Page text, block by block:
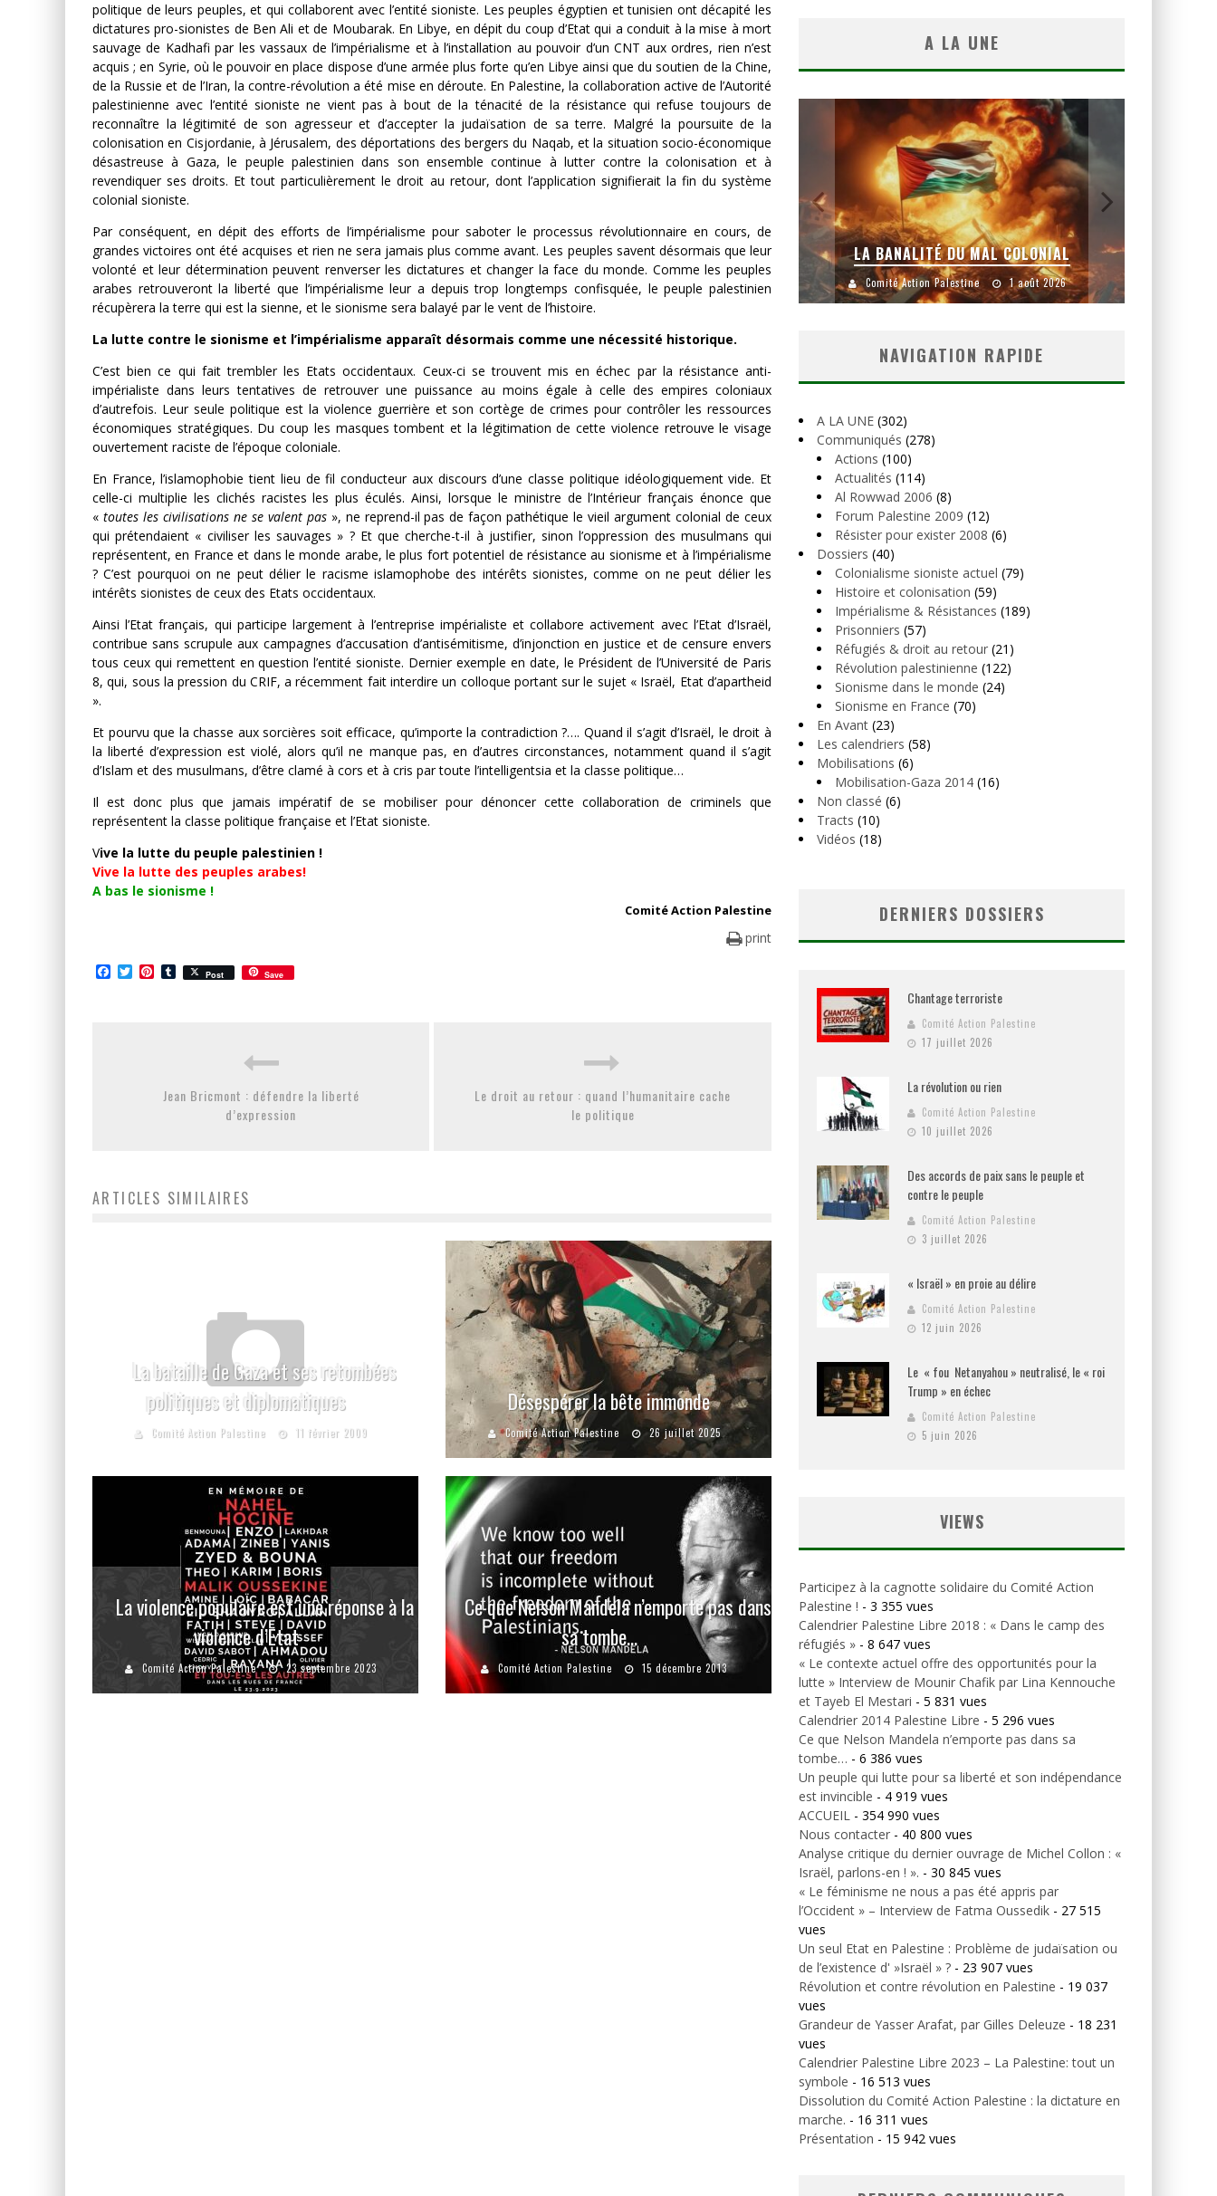
politique de leurs peuples, et qui collaborent avec l’entité sioniste. Les peuples égyptien et tunisien ont décapité les
dictatures pro-sionistes de Ben Ali et de Moubarak. En Libye, en dépit du coup d’Etat qui a conduit à la mise à mort
sauvage de Kadhafi par les vassaux de l’impérialisme et à l’installation au pouvoir d’un CNT aux ordres, rien n’est
acquis ; en Syrie, où le pouvoir en place dispose d’une armée plus forte qu’en Libye ainsi que du soutien de la Chine,
de la Russie et de l’Iran, la contre-révolution a été mise en déroute. En Palestine, la collaboration active de l’Autorité
palestinienne avec l’entité sioniste ne vient pas à bout de la ténacité de la résistance qui refuse toujours de
reconnaître la légitimité de son agresseur et d’accepter la judaïsation de sa terre. Malgré la poursuite de la
colonisation en Cisjordanie, à Jérusalem, des déportations des bergers du Naqab, et la situation socio-économique
désastreuse à Gaza, le peuple palestinien dans son ensemble continue à lutter contre la colonisation et à
revendiquer ses droits. Et tout particulièrement le droit au retour, dont l’application signifierait la fin du système
colonial sioniste.
Par conséquent, en dépit des efforts de l’impérialisme pour saboter le processus révolutionnaire en cours, de
grandes victoires ont été acquises et rien ne sera jamais plus comme avant. Les peuples savent désormais que leur
volonté et leur détermination peuvent renverser les dictatures et changer la face du monde. Comme les peuples
arabes retrouveront la liberté que l’impérialisme leur a depuis trop longtemps confisquée, le peuple palestinien
récupèrera la terre qui est la sienne, et le sionisme sera balayé par le vent de l’histoire.
La lutte contre le sionisme et l’impérialisme apparaît désormais comme une nécessité historique.
C’est bien ce qui fait trembler les Etats occidentaux. Ceux-ci se trouvent mis en échec par la résistance anti-
impérialiste dans leurs tentatives de retrouver une puissance au moins égale à celle des empires coloniaux
d’autrefois. Leur seule politique est la violence guerrière et son cortège de crimes pour contrôler les ressources
économiques stratégiques. Du coup les masques tombent et la légitimation de cette violence retrouve le visage
ouvertement raciste de l’époque coloniale.
En France, l’islamophobie tient lieu de fil conducteur aux discours d’une classe politique idéologiquement vide. Et
celle-ci multiplie les clichés racistes les plus éculés. Ainsi, lorsque le ministre de l’Intérieur français énonce que
« toutes les civilisations ne se valent pas», ne reprend-il pas de façon pathétique le vieil argument colonial de ceux
qui prétendaient « civiliser les sauvages » ? Et que cherche-t-il à justifier, sinon l’oppression des musulmans qui
représentent, en France et dans le monde arabe, le plus fort potentiel de résistance au sionisme et à l’impérialisme
? C’est pourquoi on ne peut délier le racisme islamophobe des intérêts sionistes, comme on ne peut délier les
intérêts sionistes de ceux des Etats occidentaux.
Ainsi l’Etat français, qui participe largement à l’entreprise impérialiste et collabore activement avec l’Etat d’Israël,
contribue sans scrupule aux campagnes d’accusation d’antisémitisme, d’injonction en justice et de censure envers
tous ceux qui remettent en question l’entité sioniste. Dernier exemple en date, le Président de l’Université de Paris
8, qui, sous la pression du CRIF, a récemment fait interdire un colloque portant sur le sujet « Israël, Etat d’apartheid
».
Et pourvu que la chasse aux sorcières soit efficace, qu’importe la contradiction ?…. Quand il s’agit d’Israël, le droit à
la liberté d’expression est violé, alors qu’il ne manque pas, en d’autres circonstances, notamment quand il s’agit
d’Islam et des musulmans, d’être clamé à cors et à cris par toute l’intelligentsia et la classe politique…
Il est donc plus que jamais impératif de se mobiliser pour dénoncer cette collaboration de criminels que
représentent la classe politique française et l’Etat sioniste.
Vive la lutte du peuple palestinien !
Vive la lutte des peuples arabes!
A bas le sionisme !
Comité Action Palestine
print
Facebook
TwitterPinterest
Tumblr
Post Save
Jean Bricmont : défendre la liberté
d’expression
Le droit au retour : quand l’humanitaire cache
le politique
ARTICLES SIMILAIRES
La bataille de Gaza et ses retombées
politiques et diplomatiques
Comité Action Palestine 11 février 2009
Désespérer la bête immonde
Comité Action Palestine 26 juillet 2025
La violence populaire est une réponse à la
violence d’Etat
Comité Action Palestine 23 septembre 2023
Ce que Nelson Mandela n’emporte pas dans
sa tombe…
Comité Action Palestine 15 décembre 2013
A LA UNE
DES ACCORDS DE PAIX SANS LE
PEUPLE ET CONTRE LE PEUPLE
Comité Action Palestine 3 juillet 2026
LA BANALITÉ DU MAL COLONIAL
Comité Action Palestine 1 août 2026
NAVIGATION RAPIDE
A LA UNE (302)
Communiqués (278)
Actions (100)
Actualités (114)
Al Rowwad 2006 (8)
Forum Palestine 2009 (12)
Résister pour exister 2008 (6)
Dossiers (40)
Colonialisme sioniste actuel (79)
Histoire et colonisation (59)
Impérialisme & Résistances (189)
Prisonniers (57)
Réfugiés & droit au retour (21)
Révolution palestinienne (122)
Sionisme dans le monde (24)
Sionisme en France (70)
En Avant (23)
Les calendriers (58)
Mobilisations (6)
Mobilisation-Gaza 2014 (16)
Non classé (6)
Tracts (10)
Vidéos (18)
DERNIERS DOSSIERS
Chantage terroriste
Comité Action Palestine
17 juillet 2026
La révolution ou rien
Comité Action Palestine
10 juillet 2026
Des accords de paix sans le peuple et
contre le peuple
Comité Action Palestine
3 juillet 2026
« Israël » en proie au délire
Comité Action Palestine
12 juin 2026
Le « fou Netanyahou » neutralisé, le « roi
Trump » en échec
Comité Action Palestine
5 juin 2026
VIEWS
Participez à la cagnotte solidaire du Comité Action
Palestine ! - 3 355 vues
Calendrier Palestine Libre 2018 : « Dans le camp des
réfugiés » - 8 647 vues
« Le contexte actuel offre des opportunités pour la
lutte » Interview de Mounir Chafik par Lina Kennouche
et Tayeb El Mestari - 5 831 vues
Calendrier 2014 Palestine Libre - 5 296 vues
Ce que Nelson Mandela n’emporte pas dans sa
tombe… - 6 386 vues
Un peuple qui lutte pour sa liberté et son indépendance
est invincible - 4 919 vues
ACCUEIL - 354 990 vues
Nous contacter - 40 800 vues
Analyse critique du dernier ouvrage de Michel Collon : «
Israël, parlons-en ! ». - 30 845 vues
« Le féminisme ne nous a pas été appris par
l’Occident » – Interview de Fatma Oussedik - 27 515
vues
Un seul Etat en Palestine : Problème de judaïsation ou
de l’existence d' »Israël » ? - 23 907 vues
Révolution et contre révolution en Palestine - 19 037
vues
Grandeur de Yasser Arafat, par Gilles Deleuze - 18 231
vues
Calendrier Palestine Libre 2023 – La Palestine: tout un
symbole - 16 513 vues
Dissolution du Comité Action Palestine : la dictature en
marche. - 16 311 vues
Présentation - 15 942 vues